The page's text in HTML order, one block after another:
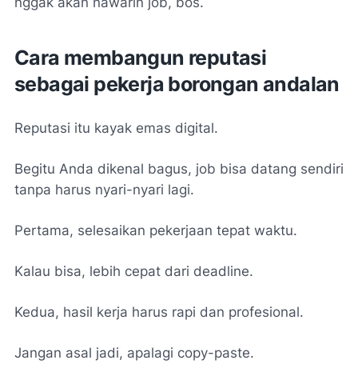
Cara membangun reputasi
sebagai pekerja borongan andalan
Reputasi itu kayak emas digital.
Begitu Anda dikenal bagus, job bisa datang sendiri
tanpa harus nyari-nyari lagi.
Pertama, selesaikan pekerjaan tepat waktu.
Kalau bisa, lebih cepat dari deadline.
Kedua, hasil kerja harus rapi dan profesional.
Jangan asal jadi, apalagi copy-paste.